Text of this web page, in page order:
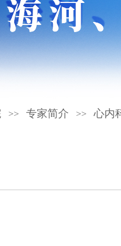
>> 专家简介 >> 心内